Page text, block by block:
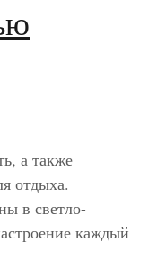
а также
отдыха.
в светло-
каждый